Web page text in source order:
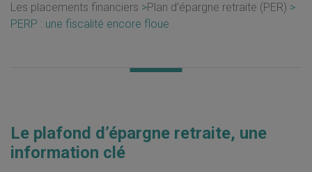
Les placements financiers
Plan d’épargne retraite (PER)
PERP : une fiscalité encore floue
Le plafond d’épargne retraite, une
information clé